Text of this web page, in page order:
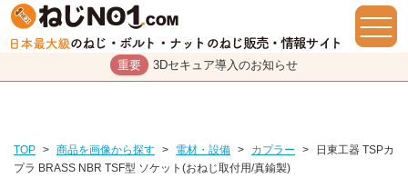
重要 3Dセキュア導入のお知らせ
TOP > 商品を画像から探す > 電材・設備 > カプラー >
日東工器 TSPカ
プラ BRASS NBR TSF型 ソケット(おねじ取付用/真鍮製)